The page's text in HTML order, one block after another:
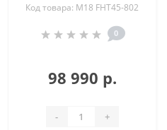
Код товара: M18 FHT45-802
0
98 990 р.
- +